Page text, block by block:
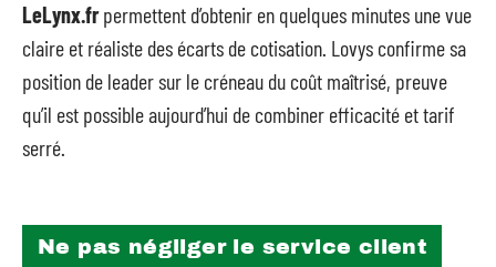
LeLynx.frpermettent d’obtenir en quelques minutes une vue
claire et réaliste des écarts de cotisation. Lovys confirme sa
position de leader sur le créneau du coût maîtrisé, preuve
qu’il est possible aujourd’hui de combiner efficacité et tarif
serré.
Ne pas négliger le service client